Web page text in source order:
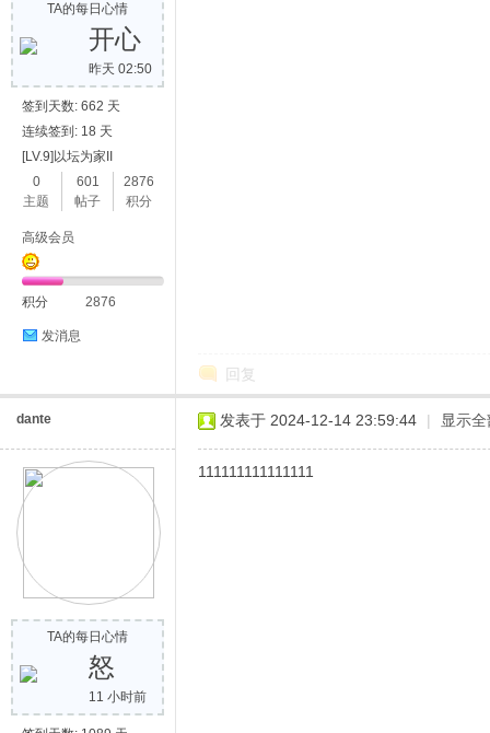
TA的每日心情
开心
昨天 02:50
签到天数: 662 天
连续签到: 18 天
[LV.9]以坛为家II
0
主题
601
帖子
2876
积分
高级会员
积分 2876
发消息
回复
dante
TA的每日心情
怒
11 小时前
发表于 2024-12-14 23:59:44 | 显示
111111111111111